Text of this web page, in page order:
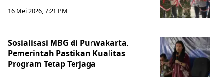
16 Mei 2026, 7:21 PM
Sosialisasi MBG di Purwakarta,
Pemerintah Pastikan Kualitas
Program Tetap Terjaga